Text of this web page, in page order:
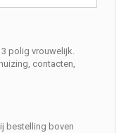
polig vrouwelijk.
contacten,
bestelling boven